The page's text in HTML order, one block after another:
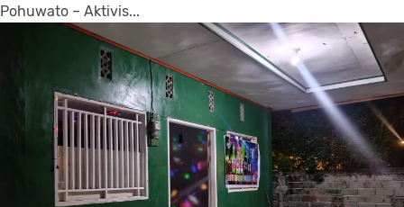
Pohuwato – Aktivis...